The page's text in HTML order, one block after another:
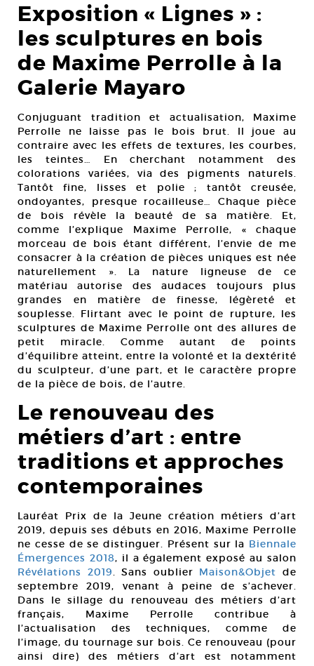
Exposition « Lignes » :
les sculptures en bois
de Maxime Perrolle à la
Galerie Mayaro
Conjuguant tradition et actualisation, Maxime
Perrolle ne laisse pas le bois brut. Il joue au
contraire avec les effets de textures, les courbes,
les teintes… En cherchant notamment des
colorations variées, via des pigments naturels.
Tantôt fine, lisses et polie ; tantôt creusée,
ondoyantes, presque rocailleuse… Chaque pièce
de bois révèle la beauté de sa matière. Et,
comme l’explique Maxime Perrolle, « chaque
morceau de bois étant différent, l’envie de me
consacrer à la création de pièces uniques est née
naturellement ». La nature ligneuse de ce
matériau autorise des audaces toujours plus
grandes en matière de finesse, légèreté et
souplesse. Flirtant avec le point de rupture, les
sculptures de Maxime Perrolle ont des allures de
petit miracle. Comme autant de points
d’équilibre atteint, entre la volonté et la dextérité
du sculpteur, d’une part, et le caractère propre
de la pièce de bois, de l’autre.
Le renouveau des
métiers d’art : entre
traditions et approches
contemporaines
Lauréat Prix de la Jeune création métiers d’art
2019, depuis ses débuts en 2016, Maxime Perrolle
ne cesse de se distinguer. Présent sur la Biennale
Émergences 2018, il a également exposé au salon
Révélations 2019. Sans oublier Maison&Objet de
septembre 2019, venant à peine de s’achever.
Dans le sillage du renouveau des métiers d’art
français, Maxime Perrolle contribue à
l’actualisation des techniques, comme de
l’image, du tournage sur bois. Ce renouveau (pour
ainsi dire) des métiers d’art est notamment